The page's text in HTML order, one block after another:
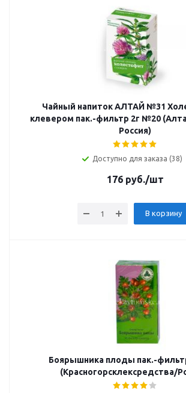
Чайный напиток АЛТАЙ №31
клевером пак.-фильтр 2г №20
Россия)
Доступно для заказа (38)
176руб./шт
В корзину
Боярышника плоды пак.-
(Красногорсклексредства/